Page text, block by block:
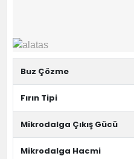
Buz Çözme
Fırın Tipi
Mikrodalga Çıkış Gücü
Mikrodalga Hacmi